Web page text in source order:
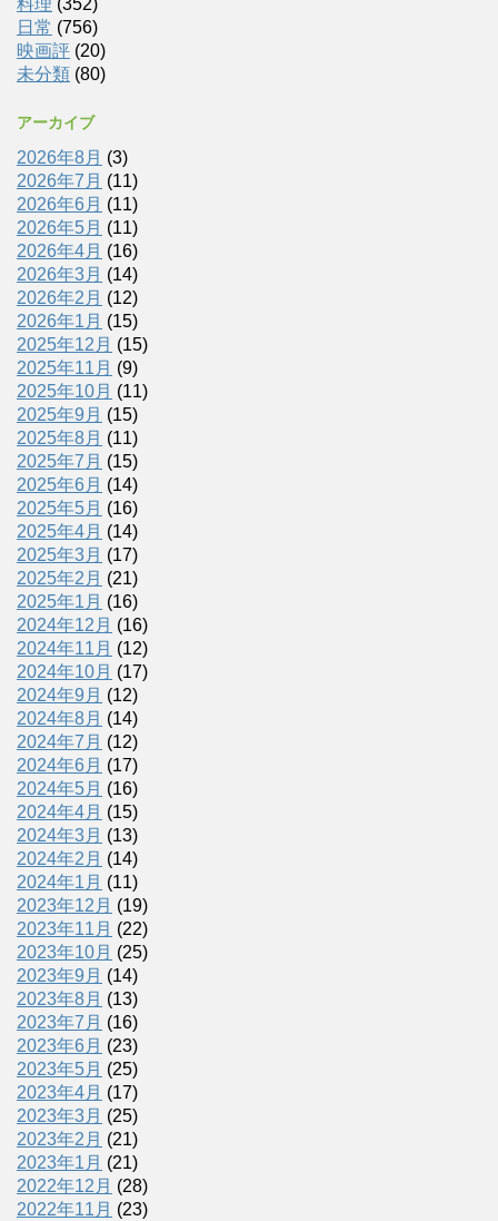
日常 (756)
映画評 (20)
未分類 (80)
アーカイブ
2026年8月 (3)
2026年7月 (11)
2026年6月 (11)
2026年5月 (11)
2026年4月 (16)
2026年3月 (14)
2026年2月 (12)
2026年1月 (15)
2025年12月 (15)
2025年11月 (9)
2025年10月 (11)
2025年9月 (15)
2025年8月 (11)
2025年7月 (15)
2025年6月 (14)
2025年5月 (16)
2025年4月 (14)
2025年3月 (17)
2025年2月 (21)
2025年1月 (16)
2024年12月 (16)
2024年11月 (12)
2024年10月 (17)
2024年9月 (12)
2024年8月 (14)
2024年7月 (12)
2024年6月 (17)
2024年5月 (16)
2024年4月 (15)
2024年3月 (13)
2024年2月 (14)
2024年1月 (11)
2023年12月 (19)
2023年11月 (22)
2023年10月 (25)
2023年9月 (14)
2023年8月 (13)
2023年7月 (16)
2023年6月 (23)
2023年5月 (25)
2023年4月 (17)
2023年3月 (25)
2023年2月 (21)
2023年1月 (21)
2022年12月 (28)
2022年11月 (23)